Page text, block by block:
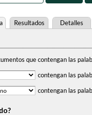
Resultados Detalles
que contengan las
contengan las
contengan las